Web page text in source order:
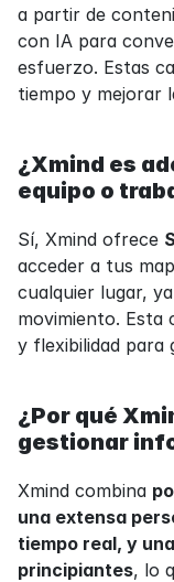
a partir de
con IA para
esfuerzo. Estas
tiempo y mejorar
¿Xmind es
equipo o
Sí, Xmind ofrece
acceder a tus
cualquier lugar,
movimiento. Esta
y flexibilidad para
¿Por qué
gestionar
Xmind combina
una extensa
tiempo real, y
principiantes, lo